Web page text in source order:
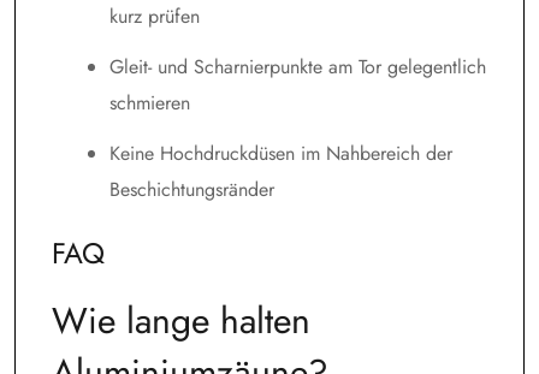
kurz prüfen
Gleit- und Scharnierpunkte am Tor gelegentlich
schmieren
Keine Hochdruckdüsen im Nahbereich der
Beschichtungsränder
FAQ
Wie lange halten